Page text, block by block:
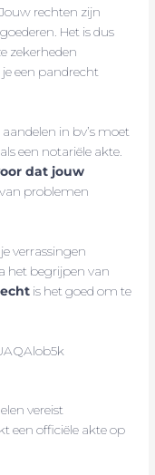
rechten zijn
Het is dus
zekerheden
een pandrecht
in bv’s moet
een notariële akte.
dat jouw
problemen
verrassingen
het begrijpen van
is het goed om te
vereist
een officiële akte op